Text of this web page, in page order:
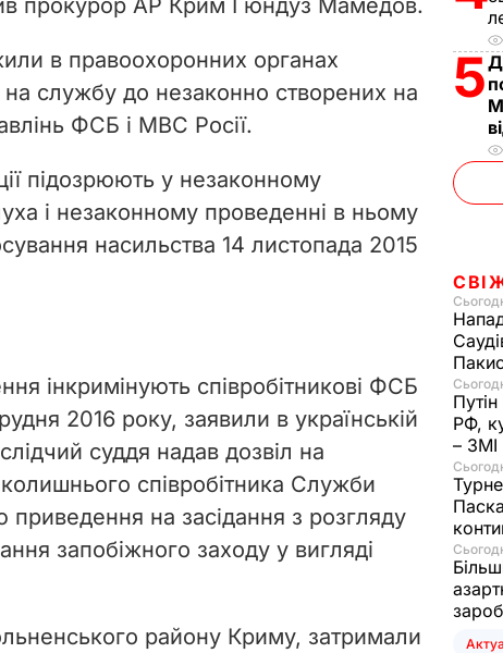
o
в правоохоронних органах
службу до незаконно створених на
ФСБ і МВС Росії.
підозрюють у незаконному
і незаконному проведенні в ньому
насильства 14 листопада 2015
інкримінують співробітникові ФСБ
2016 року, заявили в українській
суддя надав дозвіл на
співробітника Служби
на засідання з розгляду
запобіжного заходу у вигляді
району Криму, затримали
5
РФ,
– ЗМІ